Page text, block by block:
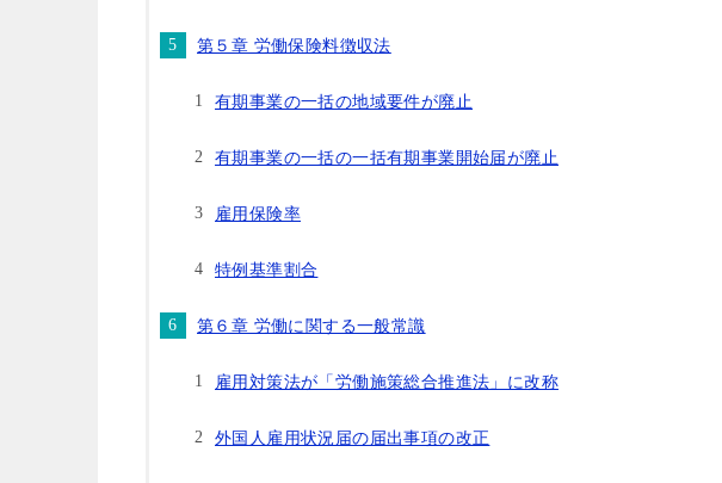
第５章 労働保険料徴収法
有期事業の一括の地域要件が廃止
有期事業の一括の一括有期事業開始届が廃止
雇用保険率
特例基準割合
第６章 労働に関する一般常識
雇用対策法が「労働施策総合推進法」に改称
外国人雇用状況届の届出事項の改正